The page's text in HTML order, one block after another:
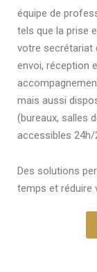
équipe de
tels que la prise
votre secrétariat
envoi, réception
mais aussi
(bureaux, salles
accessibles 24h/
Des solutions
temps et réduire